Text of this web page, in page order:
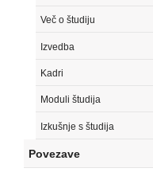
Več o študiju
Izvedba
Kadri
Moduli študija
Izkušnje s študija
Povezave